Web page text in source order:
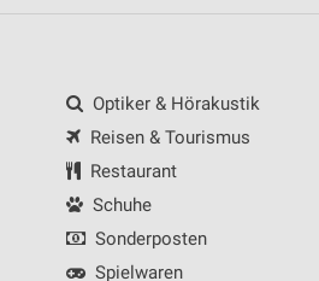
Optiker & Hörakustik
Reisen & Tourismus
Restaurant
Schuhe
Sonderposten
Spielwaren